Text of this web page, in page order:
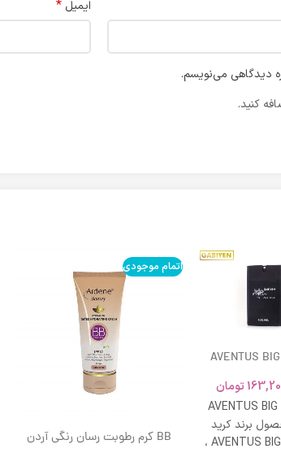
ایمیل *
دیدگاهی می‌نویسم.
کنید.
AVENTUS
تومان
AVENTUS
برند کرید
ادکلن AVENTUS BIG MODERN ،
اتمام موجودی
BB کرم رطوبت رسان رنگی آردن